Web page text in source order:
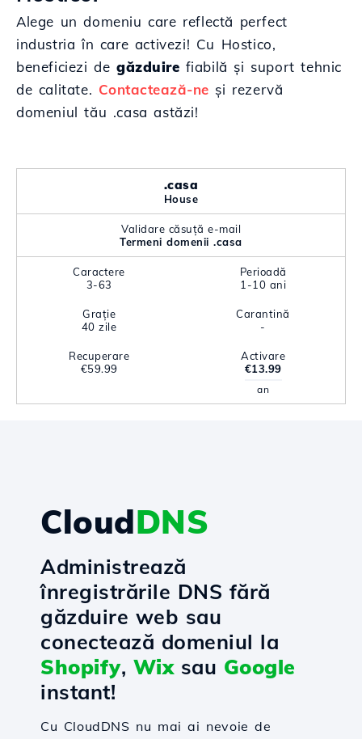
Alege un domeniu care reflectă perfect
industria în care activezi! Cu Hostico,
beneficiezi de găzduire fiabilă și suport tehnic
de calitate. Contactează-ne și rezervă
domeniul tău .casa astăzi!
.casa
House
Validare căsuță e-mail
Termeni domenii .casa
Caractere
3-63
Perioadă
1-10 ani
Grație
40 zile
Carantină
-
Recuperare
€59.99
Activare
€13.99
an
CloudDNS
Administrează
înregistrările DNS fără
găzduire web sau
conectează domeniul la
Shopify, Wixsau Google
instant!
Cu CloudDNS nu mai ai nevoie de